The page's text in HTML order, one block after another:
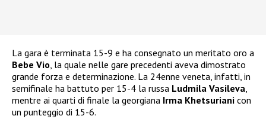
La gara è terminata 15-9 e ha consegnato un meritato oro a
Bebe Vio, la quale nelle gare precedenti aveva dimostrato
grande forza e determinazione. La 24enne veneta, infatti, in
semifinale ha battuto per 15-4 la russa Ludmila Vasileva,
mentre ai quarti di finale la georgiana Irma Khetsuriani con
un punteggio di 15-6.